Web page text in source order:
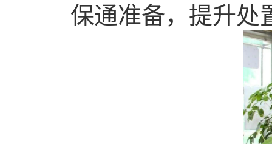
保通准备，提升处